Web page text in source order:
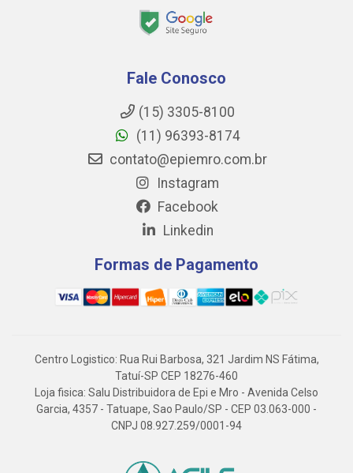
Fale Conosco
(15) 3305-8100
(11) 96393-8174
contato@epiemro.com.br
Instagram
Facebook
Linkedin
Formas de Pagamento
Centro Logistico: Rua Rui Barbosa, 321 Jardim NS Fátima,
Tatuí-SP CEP 18276-460
Loja fisica: Salu Distribuidora de Epi e Mro - Avenida Celso
Garcia, 4357 - Tatuape, Sao Paulo/SP - CEP 03.063-000 -
CNPJ 08.927.259/0001-94